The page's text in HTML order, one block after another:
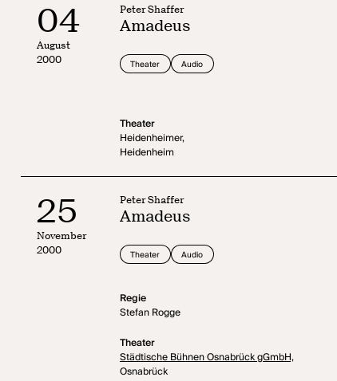
04
August
2000
Peter Shaffer
Amadeus
Theater Audio
Theater
Heidenheimer,
Heidenheim
25
November
2000
Peter Shaffer
Amadeus
Theater Audio
Regie
Stefan Rogge
Theater
Städtische Bühnen Osnabrück gGmbH,
Osnabrück